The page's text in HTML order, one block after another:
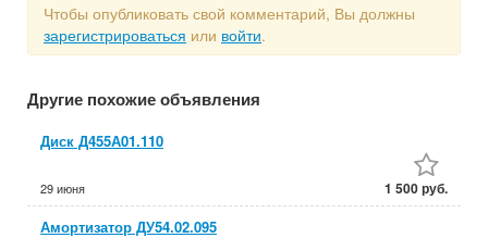
Чтобы опубликовать свой комментарий, Вы должны
зарегистрироваться или войти.
Другие похожие объявления
Диск Д455А01.110
29 июня 1 500 руб.
Амортизатор ДУ54.02.095